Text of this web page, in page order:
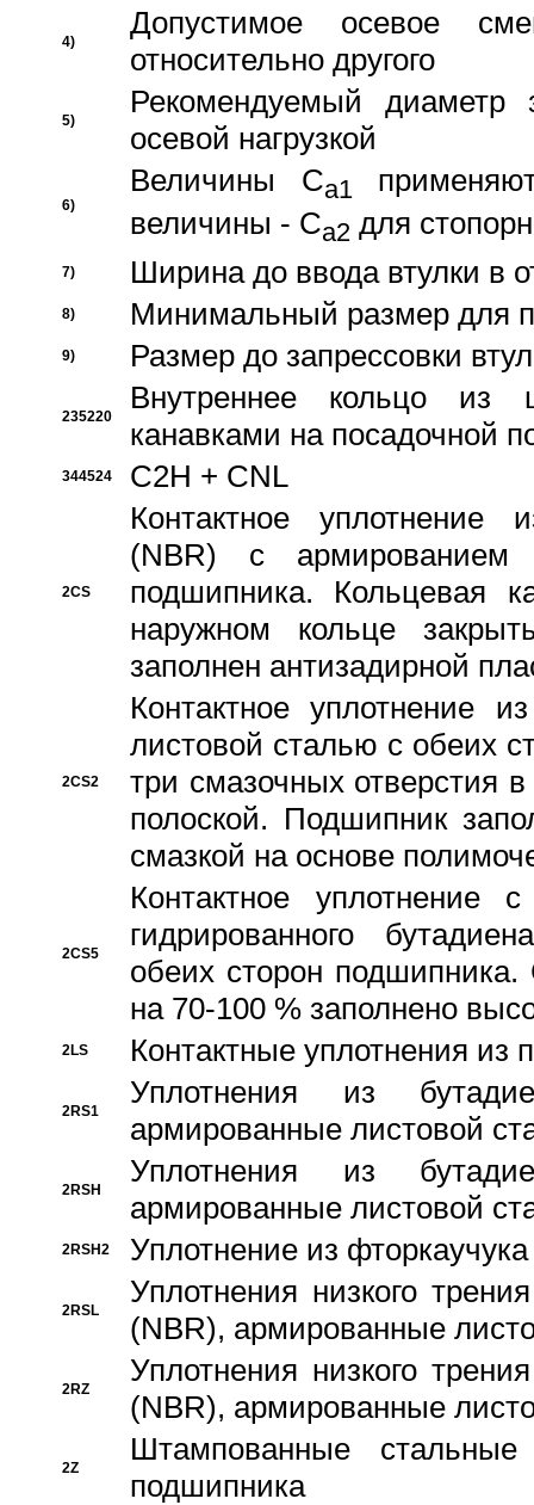
4)
Допустимое осевое
относительно другого
5)
Рекомендуемый диаметр
осевой нагрузкой
6)
Величины Ca1
величины - Ca2 для
7) Ширина до ввода втулки в
8) Минимальный размер для
9) Размер до запрессовки
235220
Внутреннее кольцо из
канавками на посадочной
344524 C2H + CNL
2CS
Контактное уплотнение
(NBR) с
подшипника. Кольцевая
наружном кольце
заполнен антизадирной
2CS2
Контактное уплотнение
листовой сталью с обеих
три смазочных отверстия
полоской. Подшипник
смазкой на основе
2CS5
Контактное уплотнение
гидрированного
обеих сторон
на 70-100 % заполнено
2LS Контактные уплотнения из
2RS1
Уплотнения из
армированные листовой
2RSH
Уплотнения из
армированные листовой
2RSH2 Уплотнение из
2RSL
Уплотнения низкого
(NBR), армированные
2RZ
Уплотнения низкого
(NBR), армированные
2Z
Штампованные
подшипника